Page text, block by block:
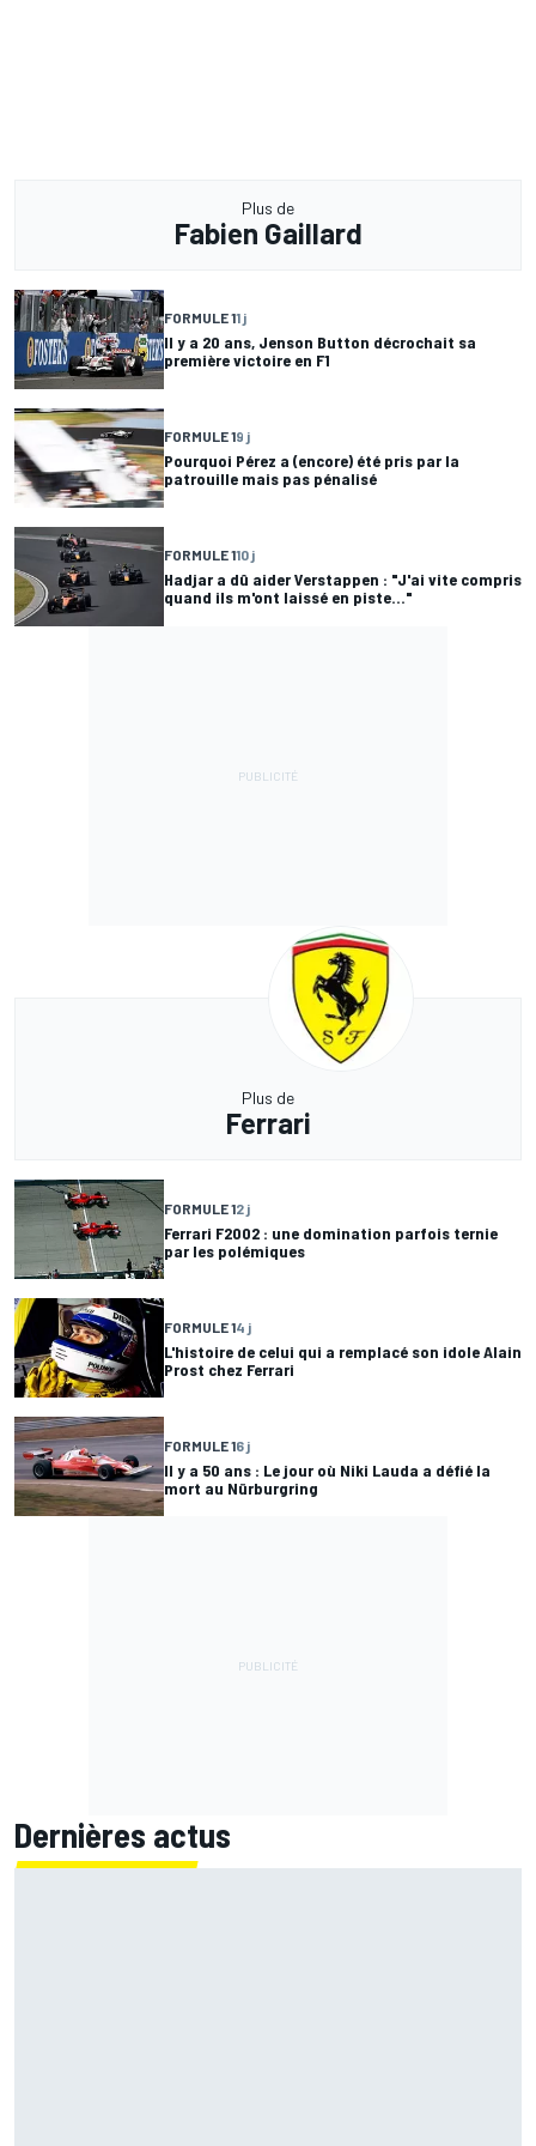
Plus de
Fabien Gaillard
FORMULE 11 j
Il y a 20 ans, Jenson Button décrochait sa
première victoire en F1
FORMULE 19 j
Pourquoi Pérez a (encore) été pris par la
patrouille mais pas pénalisé
FORMULE 110 j
Hadjar a dû aider Verstappen : "J'ai vite compris
quand ils m'ont laissé en piste..."
Plus de
Ferrari
FORMULE 12 j
Ferrari F2002 : une domination parfois ternie
par les polémiques
FORMULE 14 j
L'histoire de celui qui a remplacé son idole Alain
Prost chez Ferrari
FORMULE 16 j
Il y a 50 ans : Le jour où Niki Lauda a défié la
mort au Nürburgring
Dernières actus